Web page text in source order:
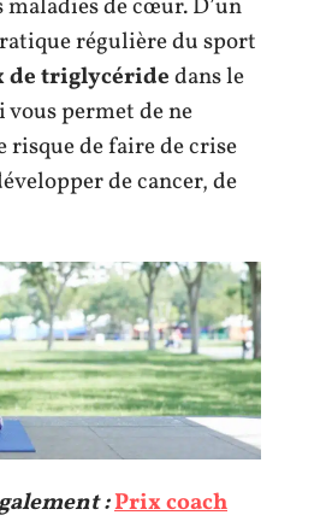
de cœur. D’un
régulière du sport
de triglycéridedans le
vous permet de ne
risque de faire de crise
de cancer, de
:Prix coach